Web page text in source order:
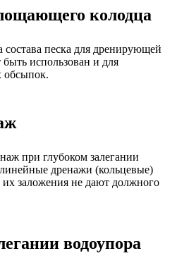
колодца
состава песка для дренирующей
использован и для
обсыпок.
при глубоком залегании
дренажи (кольцевые)
заложения не дают должного
водоупора